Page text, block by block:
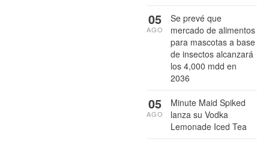
Se prevé que
mercado de alimentos
para mascotas a base
de insectos alcanzará
los 4,000 mdd en
2036
05
AGO
Minute Maid Spiked
lanza su Vodka
Lemonade Iced Tea
05
AGO